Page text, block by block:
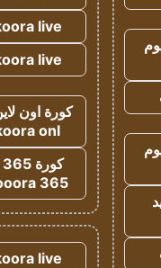
live
live
كورة اون
onl
365
live